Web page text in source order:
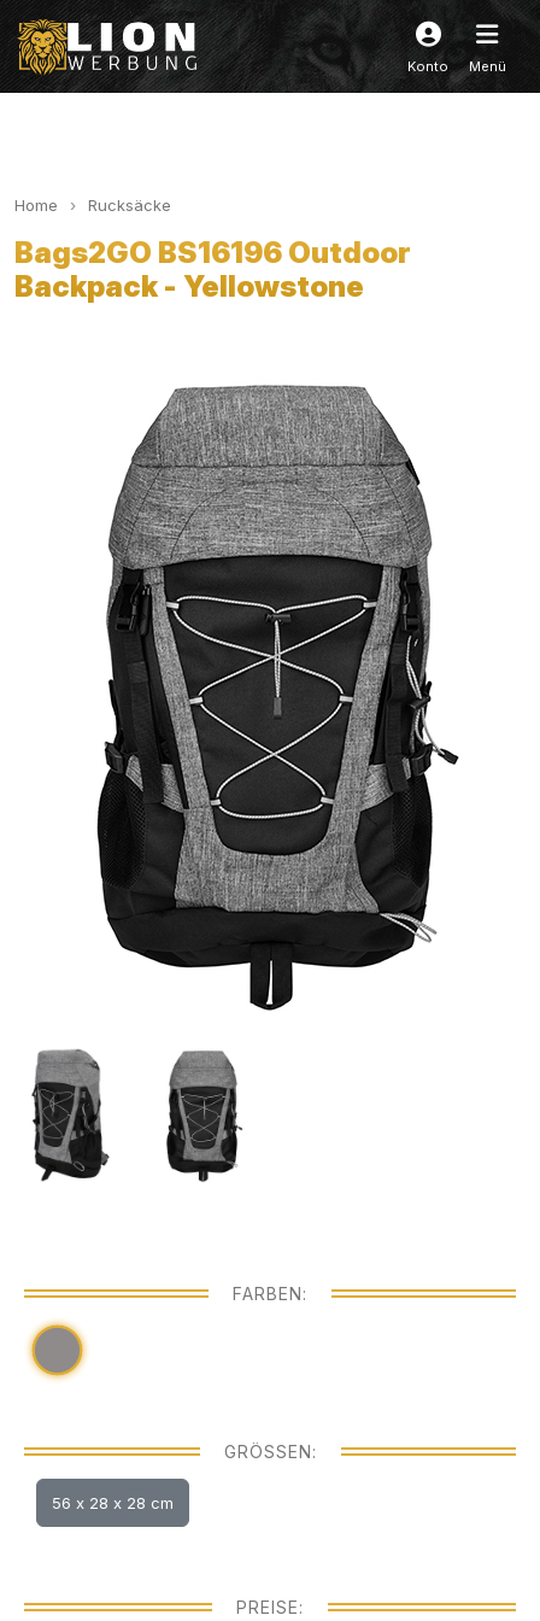
Konto Menü
Home Rucksäcke
Bags2GO BS16196 Outdoor
Backpack - Yellowstone
FARBEN:
GRÖSSEN:
56 x 28 x 28 cm
PREISE: